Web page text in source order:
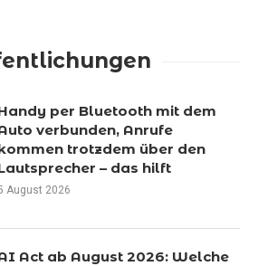
per Bluetooth mit dem
verbunden, Anrufe
trotzdem über den
– das hilft
August 2026
Act ab August 2026: Welche